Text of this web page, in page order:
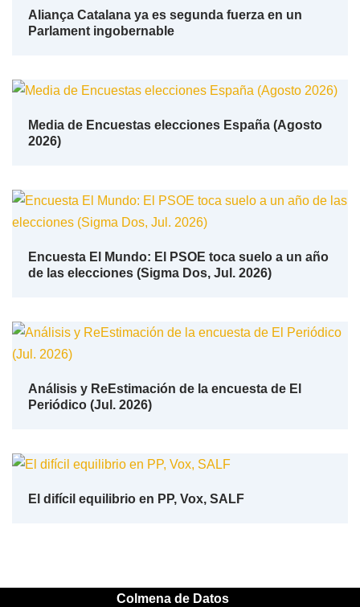
Aliança Catalana ya es segunda fuerza en un
Parlament ingobernable
Media de Encuestas elecciones España (Agosto
2026)
Encuesta El Mundo: El PSOE toca suelo a un año
de las elecciones (Sigma Dos, Jul. 2026)
Análisis y ReEstimación de la encuesta de El
Periódico (Jul. 2026)
El difícil equilibrio en PP, Vox, SALF
Colmena de Datos